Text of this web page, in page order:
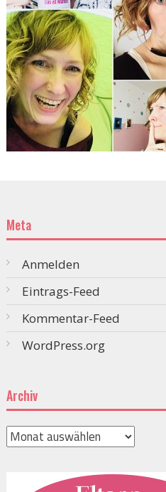
Meta
Anmelden
Eintrags-Feed
Kommentar-Feed
WordPress.org
Archiv
Archiv